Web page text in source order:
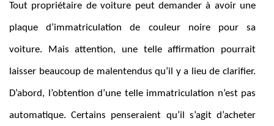
Tout propriétaire de voiture peut demander à avoir une
plaque d’immatriculation de couleur noire pour sa
voiture. Mais attention, une telle affirmation pourrait
laisser beaucoup de malentendus qu’il y a lieu de clarifier.
D’abord, l’obtention d’une telle immatriculation n’est pas
automatique. Certains penseraient qu’il s’agit d’acheter